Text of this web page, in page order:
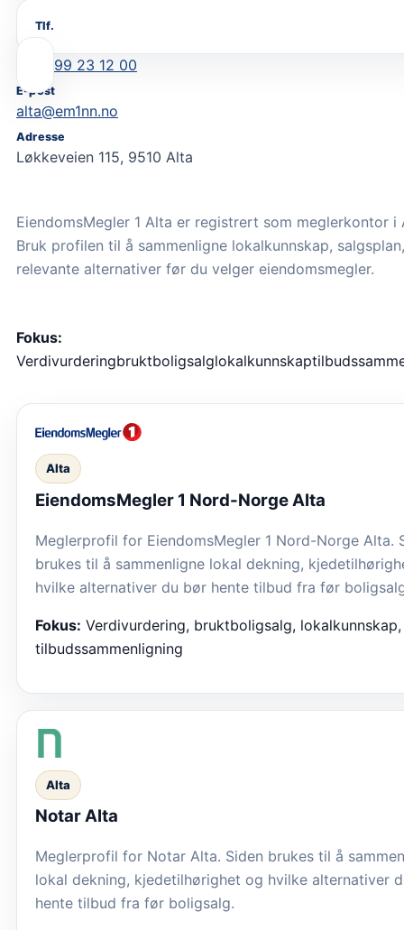
Tlf.
99 23 12 00
E-post
alta@em1nn.no
Adresse
Løkkeveien 115, 9510 Alta
EiendomsMegler 1 Alta er registrert som meglerkontor i
Bruk profilen til å sammenligne lokalkunnskap,
relevante alternativer før du velger eiendomsmegler.
Fokus:
Verdivurderingbruktboligsalglokalkunnskap
Alta
EiendomsMegler 1 Nord-Norge Alta
Meglerprofil for EiendomsMegler 1 Nord-Norge Alta.
brukes til å sammenligne lokal dekning,
hvilke alternativer du bør hente tilbud fra før
Fokus: Verdivurdering, bruktboligsalg, lokalkunnskap,
tilbudssammenligning
Alta
Notar Alta
Meglerprofil for Notar Alta. Siden brukes til å
lokal dekning, kjedetilhørighet og hvilke alternativer
hente tilbud fra før boligsalg.